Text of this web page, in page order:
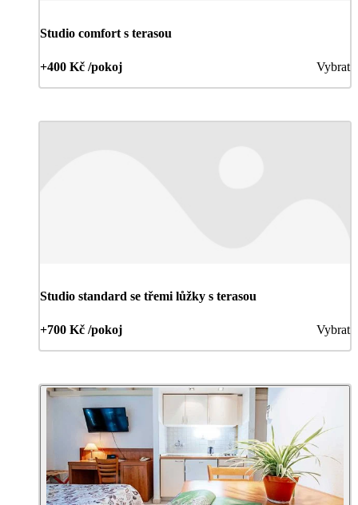
Studio comfort s terasou
+400 Kč /pokoj Vybrat
Studio standard se třemi lůžky s terasou
+700 Kč /pokoj Vybrat